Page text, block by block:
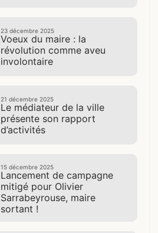
23 décembre 2025
Voeux du maire : la
révolution comme aveu
involontaire
21 décembre 2025
Le médiateur de la ville
présente son rapport
d’activités
15 décembre 2025
Lancement de campagne
mitigé pour Olivier
Sarrabeyrouse, maire
sortant !